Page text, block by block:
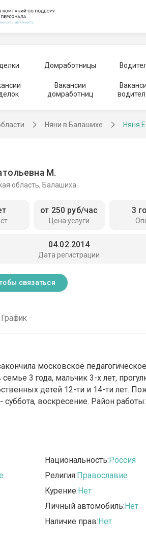
Домработницы
Вакансии
домработниц
Няни в Балашихе Няня
М.
область, Балашиха
Цена услуги
от 250 руб/час 3
Дата регистрации
04.02.2014
связаться
График
московское
3 года, мальчик 3-х лет,
детей 12-ти и 14-ти лет.
воскресение. Район
Национальность:Россия
Религия:Православие
Курение:Нет
Личный автомобиль:Нет
Наличие прав:Нет